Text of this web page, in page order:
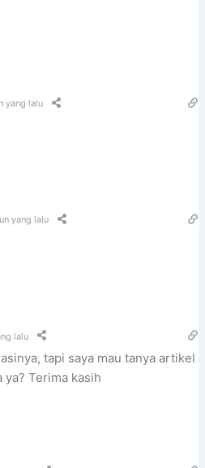
yang lalu
yang lalu
lalu
tapi saya mau tanya artikel
Terima kasih